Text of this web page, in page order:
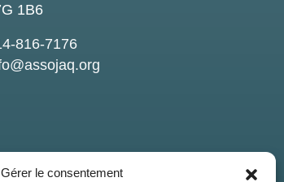
Gérer le consentement
1B6
816-7176